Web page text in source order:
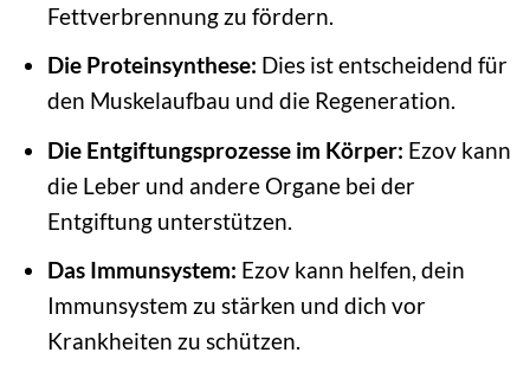
Fettverbrennung zu fördern.
Die Proteinsynthese: Dies ist entscheidend für
den Muskelaufbau und die Regeneration.
Die Entgiftungsprozesse im Körper: Ezov kann
die Leber und andere Organe bei der
Entgiftung unterstützen.
Das Immunsystem: Ezov kann helfen, dein
Immunsystem zu stärken und dich vor
Krankheiten zu schützen.